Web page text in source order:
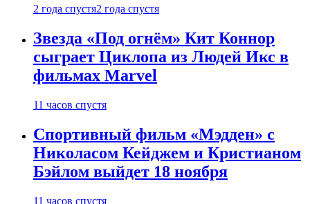
2 года спустя2 года спустя
Звезда «Под огнём» Кит Коннор
сыграет Циклопа из Людей Икс в
фильмах Marvel
11 часов спустя
Спортивный фильм «Мэдден» с
Николасом Кейджем и Кристианом
Бэйлом выйдет 18 ноября
11 часов спустя